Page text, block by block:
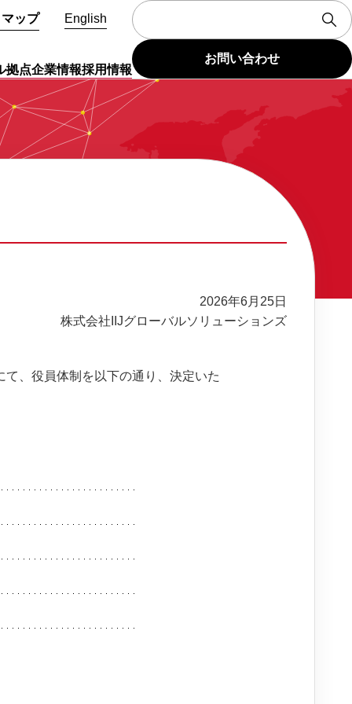
拠点企業情報採用情報
お問い合わせ
ップ English
2026年6月25日
株式会社IIJグローバルソリューションズ
、役員体制を以下の通り、決定いた